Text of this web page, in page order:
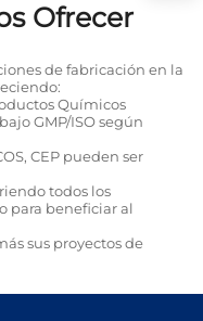
Ofrecer
de fabricación en la
Químicos
GMP/ISO según
CEP pueden ser
todos los
para beneficiar al
sus proyectos de